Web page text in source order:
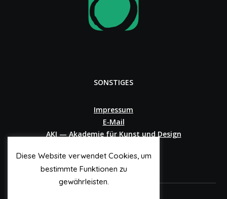
SONSTIGES
Impressum
E‑Mail
AKI — Akademie für Kunst und Design
Diese Website verwendet Cookies, um
bestimmte Funktionen zu
gewährleisten.